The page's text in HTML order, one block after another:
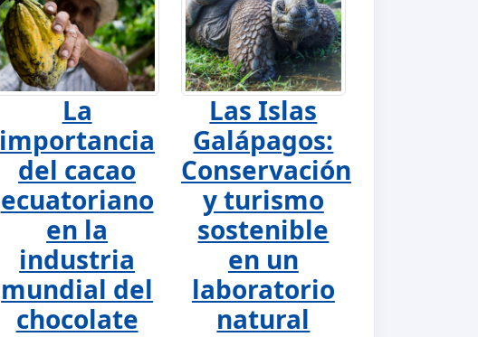
La
importancia
del cacao
ecuatoriano
en la
industria
mundial del
chocolate
Las Islas
Galápagos:
Conservación
y turismo
sostenible
en un
laboratorio
natural